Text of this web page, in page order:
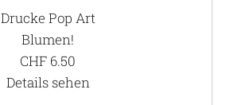
Drucke Pop Art
Blumen!
CHF 6.50
Details sehen